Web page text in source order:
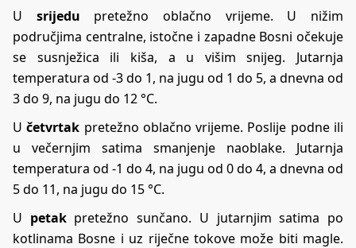
U srijedu pretežno oblačno vrijeme. U nižim
područjima centralne, istočne i zapadne Bosni očekuje
se susnježica ili kiša, a u višim snijeg. Jutarnja
temperatura od -3 do 1, na jugu od 1 do 5, a dnevna od
3 do 9, na jugu do 12 °C.
Učetvrtak pretežno oblačno vrijeme. Poslije podne ili
u večernjim satima smanjenje naoblake. Jutarnja
temperatura od -1 do 4, na jugu od 0 do 4, a dnevna od
5 do 11, na jugu do 15 °C.
U petakpretežno sunčano. U jutarnjim satima po
kotlinama Bosne i uz riječne tokove može biti magle.